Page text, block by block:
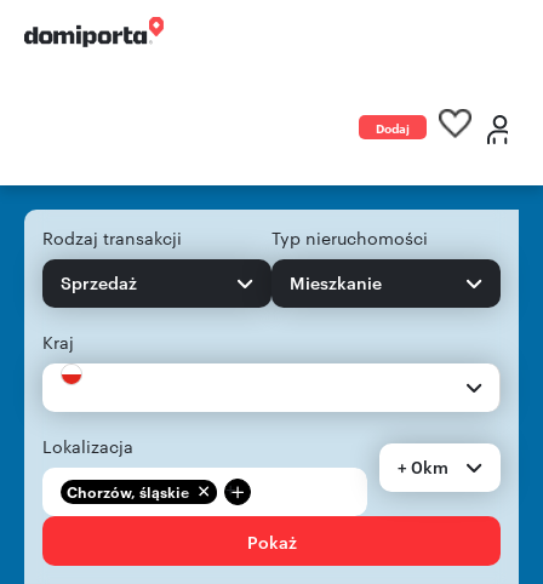
Dodaj
Rodzaj transakcji
Sprzedaż
Typ nieruchomości
Mieszkanie
Kraj
Lokalizacja
Chorzów, śląskie +
+ 0km
Pokaż